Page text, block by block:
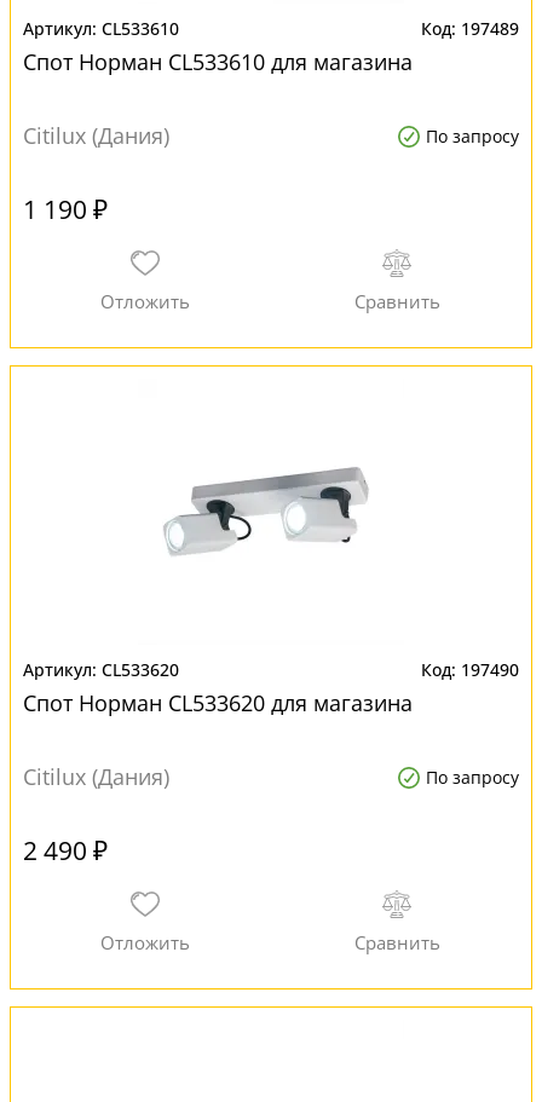
CL533610 197489
Спот Норман CL533610 для магазина
Citilux (Дания) По запросу
1 190 ₽
CL533620 197490
Спот Норман CL533620 для магазина
Citilux (Дания) По запросу
2 490 ₽